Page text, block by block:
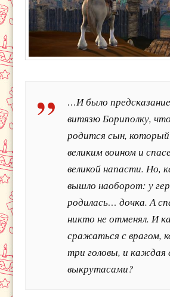
…И было
витязю Бориполку,
родится сын,
великим воином и
великой напасти. Но,
вышло наоборот: у
родилась… дочка. А
никто не отменял. И
сражаться с врагом,
три головы, и каждая
выкрутасами?